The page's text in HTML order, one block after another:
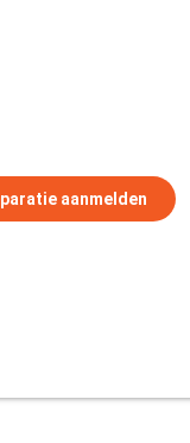
aanmelden